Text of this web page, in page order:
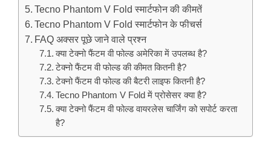
Tecno Phantom V Fold स्मार्टफोन की कीमतें
Tecno Phantom V Fold स्मार्टफोन के फीचर्स
FAQ अक्सर पूछे जाने वाले प्रश्न
क्या टेक्नो फैंटम वी फोल्ड अमेरिका में उपलब्ध है?
टेक्नो फैंटम वी फोल्ड की कीमत कितनी है?
टेक्नो फैंटम वी फोल्ड की बैटरी लाइफ कितनी है?
Tecno Phantom V Fold में प्रोसेसर क्या है?
क्या टेक्नो फैंटम वी फोल्ड वायरलेस चार्जिंग को सपोर्ट करता
है?